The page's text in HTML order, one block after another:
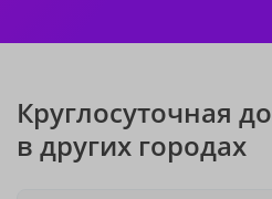
Круглосуточная
в других городах